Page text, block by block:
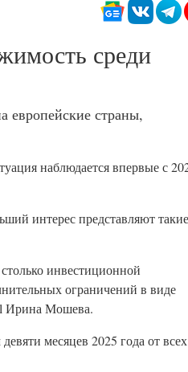
среди
европейские страны,
наблюдается впервые с
интерес представляют такие
инвестиционной
ограничений в виде
Ирина Мошева.
месяцев 2025 года от всех